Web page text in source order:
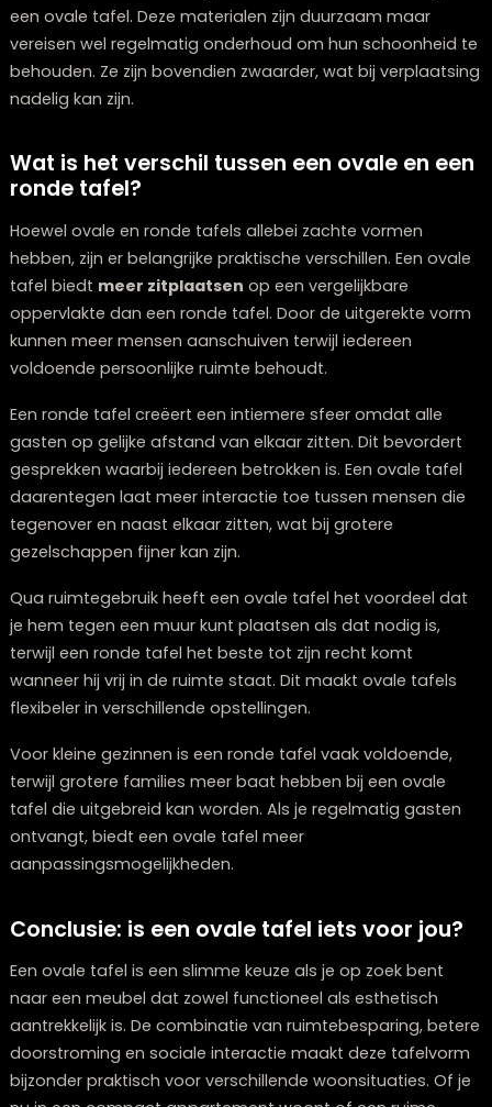
een stootje kunnen. Wel kunnen houten tafels
voor vlekken en krassen, dus bescherming met
is aan te raden.
laat lijken. Een glazen tafelblad creëert een gevoel van
openheid en is gemakkelijk schoon te maken. Het
warm aanvoelt dan hout.
Composietmaterialen en hoogwaardige laminaten
tegenwoordig zeer realistische houtlooks tegen een
prijs. Deze materialen zijn praktisch in onderhoud,
Marmer en natuursteen geven een luxueuze
een ovale tafel. Deze materialen zijn duurzaam maar
vereisen wel regelmatig onderhoud om hun
behouden. Ze zijn bovendien zwaarder, wat bij
nadelig kan zijn.
Wat is het verschil tussen een ovale en
ronde tafel?
Hoewel ovale en ronde tafels allebei zachte vormen
hebben, zijn er belangrijke praktische verschillen. Een
tafel biedtmeer zitplaatsenop een vergelijkbare
oppervlakte dan een ronde tafel. Door de uitgerekte
kunnen meer mensen aanschuiven terwijl iedereen
voldoende persoonlijke ruimte behoudt.
Een ronde tafel creëert een intiemere sfeer omdat alle
gasten op gelijke afstand van elkaar zitten. Dit
gesprekken waarbij iedereen betrokken is. Een ovale
daarentegen laat meer interactie toe tussen mensen
tegenover en naast elkaar zitten, wat bij grotere
gezelschappen fijner kan zijn.